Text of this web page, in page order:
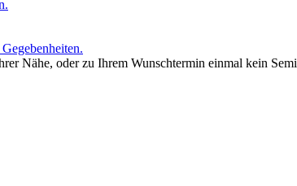
Nähe, oder zu Ihrem Wunschtermin einmal kein